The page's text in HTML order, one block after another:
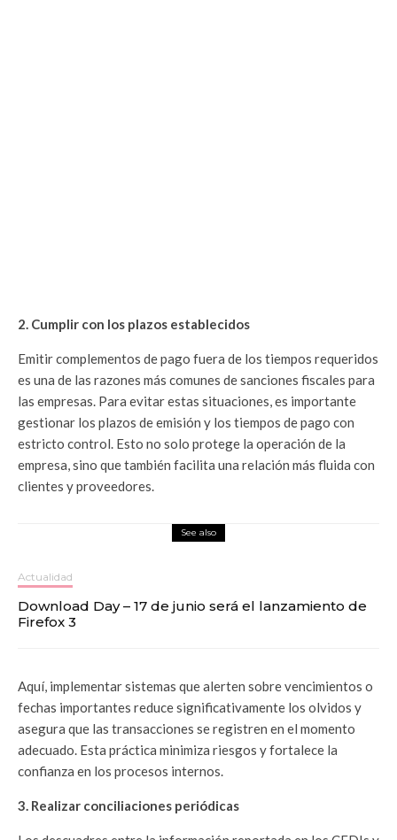
2. Cumplir con los plazos establecidos
Emitir complementos de pago fuera de los tiempos requeridos
es una de las razones más comunes de sanciones fiscales para
las empresas. Para evitar estas situaciones, es importante
gestionar los plazos de emisión y los tiempos de pago con
estricto control. Esto no solo protege la operación de la
empresa, sino que también facilita una relación más fluida con
clientes y proveedores.
See also
Actualidad
Download Day – 17 de junio será el lanzamiento de
Firefox 3
Aquí, implementar sistemas que alerten sobre vencimientos o
fechas importantes reduce significativamente los olvidos y
asegura que las transacciones se registren en el momento
adecuado. Esta práctica minimiza riesgos y fortalece la
confianza en los procesos internos.
3. Realizar conciliaciones periódicas